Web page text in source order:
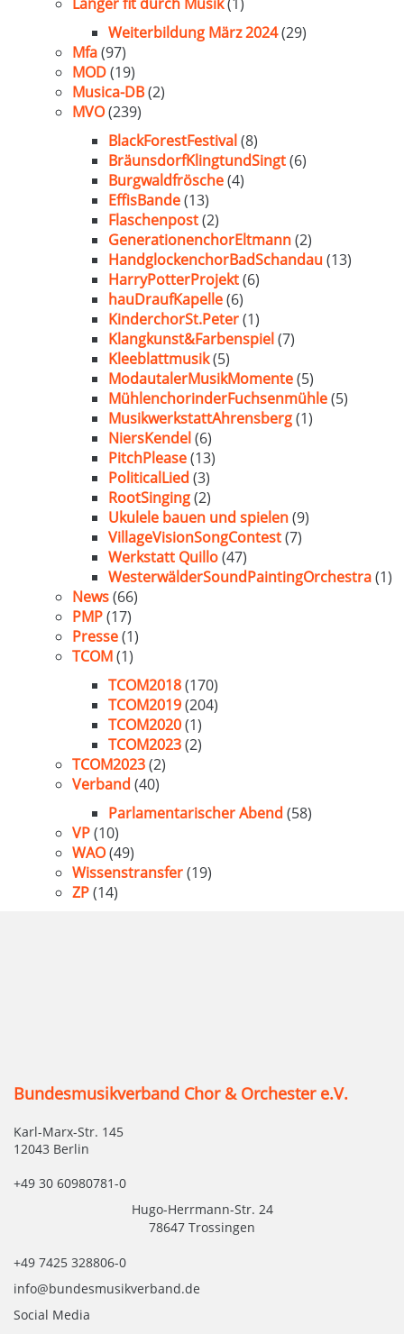
Weiterbildung März 2024(29)
Mfa(97)
MOD(19)
Musica-DB(2)
MVO(239)
BlackForestFestival(8)
BräunsdorfKlingtundSingt(6)
Burgwaldfrösche(4)
EffisBande(13)
Flaschenpost(2)
GenerationenchorEltmann(2)
HandglockenchorBadSchandau(13)
HarryPotterProjekt(6)
hauDraufKapelle(6)
KinderchorSt.Peter(1)
Klangkunst&Farbenspiel(7)
Kleeblattmusik(5)
ModautalerMusikMomente(5)
MühlenchorinderFuchsenmühle(5)
MusikwerkstattAhrensberg(1)
NiersKendel(6)
PitchPlease(13)
PoliticalLied (3)
RootSinging(2)
Ukulele bauen und spielen(9)
VillageVisionSongContest(7)
Werkstatt Quillo(47)
WesterwälderSoundPaintingOrchestra(1)
News(66)
PMP(17)
Presse(1)
TCOM(1)
TCOM2018(170)
TCOM2019(204)
TCOM2020(1)
TCOM2023(2)
TCOM2023(2)
Verband (40)
Parlamentarischer Abend (58)
VP(10)
WAO(49)
Wissenstransfer(19)
ZP(14)
Bundesmusikverband Chor & Orchester e.V.
Karl-Marx-Str. 145
12043 Berlin
+49 30 60980781-0
Hugo-Herrmann-Str. 24
78647 Trossingen
+49 7425 328806-0
info@bundesmusikverband.de
Social Media